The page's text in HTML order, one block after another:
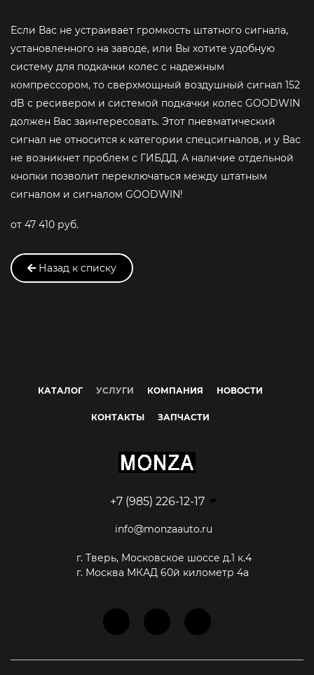
Если Вас не устраивает громкость штатного сигнала,
установленного на заводе, или Вы хотите удобную
систему для подкачки колес с надежным
компрессором, то сверхмощный воздушный сигнал 152
dB с ресивером и системой подкачки колес GOODWIN
должен Вас заинтересовать. Этот пневматический
сигнал не относится к категории спецсигналов, и у Вас
не возникнет проблем с ГИБДД. А наличие отдельной
кнопки позволит переключаться между штатным
сигналом и сигналом GOODWIN!
от 47 410 руб.
Назад к списку
КАТАЛОГ УСЛУГИ КОМПАНИЯ НОВОСТИ
КОНТАКТЫ ЗАПЧАСТИ
+7 (985) 226-12-17
info@monzaauto.ru
г. Тверь, Московское шоссе д.1 к.4
г. Москва МКАД 60й километр 4а